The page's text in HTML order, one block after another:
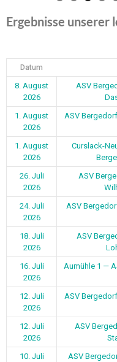
Ergebnisse unserer
Datum
8. August
2026
ASV
1. August
2026
ASV
1. August
2026
Curslack-
26. Juli
2026
ASV
24. Juli
2026
ASV
18. Juli
2026
ASV
16. Juli
2026
Aumühle 1 —
12. Juli
2026
ASV
12. Juli
2026
ASV
10. Juli
ASV